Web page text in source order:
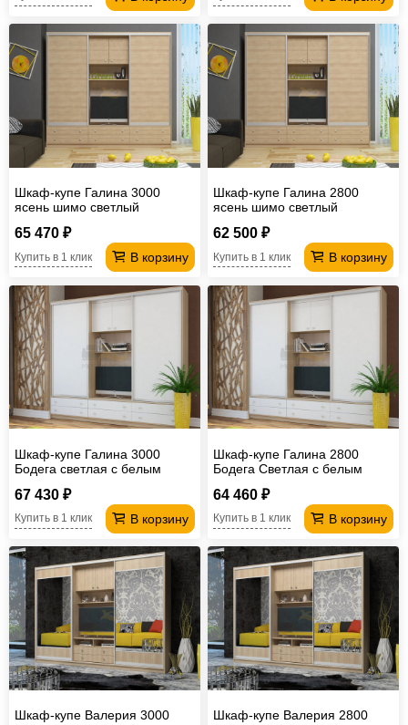
Шкаф-купе Галина 3000
ясень шимо светлый
65 470 ₽
В корзину
Купить в 1 клик
Шкаф-купе Галина 2800
ясень шимо светлый
62 500 ₽
В корзину
Купить в 1 клик
Шкаф-купе Галина 3000
Бодега светлая с белым
67 430 ₽
В корзину
Купить в 1 клик
Шкаф-купе Галина 2800
Бодега Светлая с белым
64 460 ₽
В корзину
Купить в 1 клик
Шкаф-купе Валерия 3000
Шкаф-купе Валерия 2800